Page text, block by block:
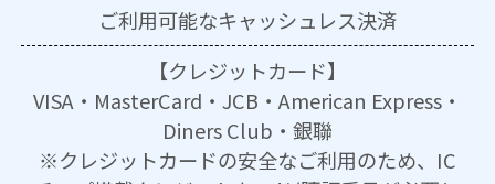
ご利用可能なキャッシュレス決済
【クレジットカード】
VISA・MasterCard・JCB・American Express・
Diners Club・銀聯
※クレジットカードの安全なご利用のため、IC